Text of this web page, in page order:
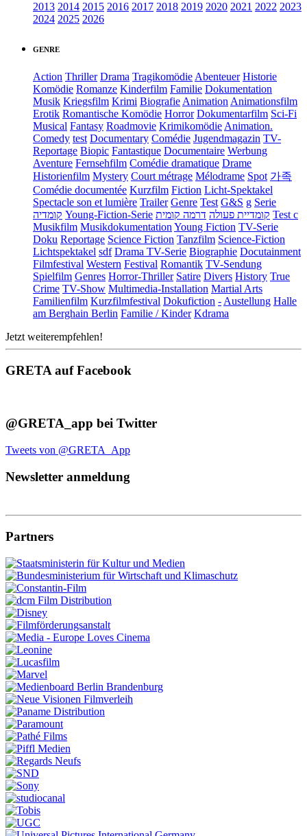
2013 2014 2015 2016 2017 2018 2019 2020 2021 2022 2023
2024 2025 2026
GENRE
Action Thriller Drama Tragikomödie Abenteuer Historie
Komödie Romanze Kinderfilm Familie Dokumentation
Musik Kriegsfilm Krimi Biografie Animation Animationsfilm
Erotik Romantische Komödie Horror Dokumentarfilm Sci-Fi
Musical Fantasy Roadmovie Krimikomödie Animation.
Comedy test Documentary Comédie Jugendmagazin TV-
Reportage Biopic Fantastique Documentaire Werbung
Aventure Fernsehfilm Comédie dramatique Drame
Historienfilm Mystery Court métrage Mélodrame Spot 가족
Comédie documentée Kurzfilm Fiction Licht-Spektakel
Spectacle son et lumière Trailer Genre Test G&S g Serie
קומדיה Young-Fiction-Serie קומדיית פעולה דרמה קומית
Test c
Musikfilm Musikdokumentation Young Fiction TV-Serie
Doku Reportage Science Fiction Tanzfilm Science-Fiction
Lichtspektakel sdf Drama TV-Serie Biographie Docutainment
Filmfestival Western Festival Romantik TV-Sendung
Spielfilm Genres Horror-Thriller Satire Divers History True
Crime TV-Show Multimedia-Installation Martial Arts
Familienfilm Kurzfilmfestival Dokufiction - Austellung Halle
am Berghain Berlin Familie / Kinder Kdrama
Jetzt weiterempfehlen!
GRETA auf Facebook
@GRETA_app bei Twitter
Tweets von @GRETA_App
Newsletter anmeldung
Partners